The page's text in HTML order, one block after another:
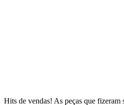
Hits de vendas! As peças que fizeram